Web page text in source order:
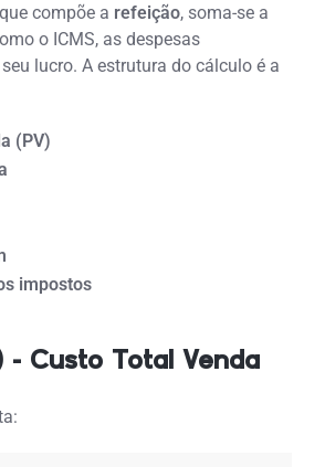
compõe a refeição, soma-se a
o ICMS, as despesas
lucro.A estrutura do cálculo é a
(PV)
impostos
- Custo Total Venda